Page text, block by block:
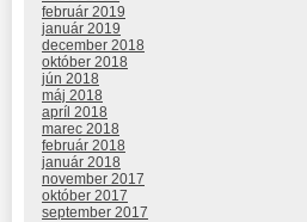
február 2019
január 2019
december 2018
október 2018
jún 2018
máj 2018
apríl 2018
marec 2018
február 2018
január 2018
november 2017
október 2017
september 2017